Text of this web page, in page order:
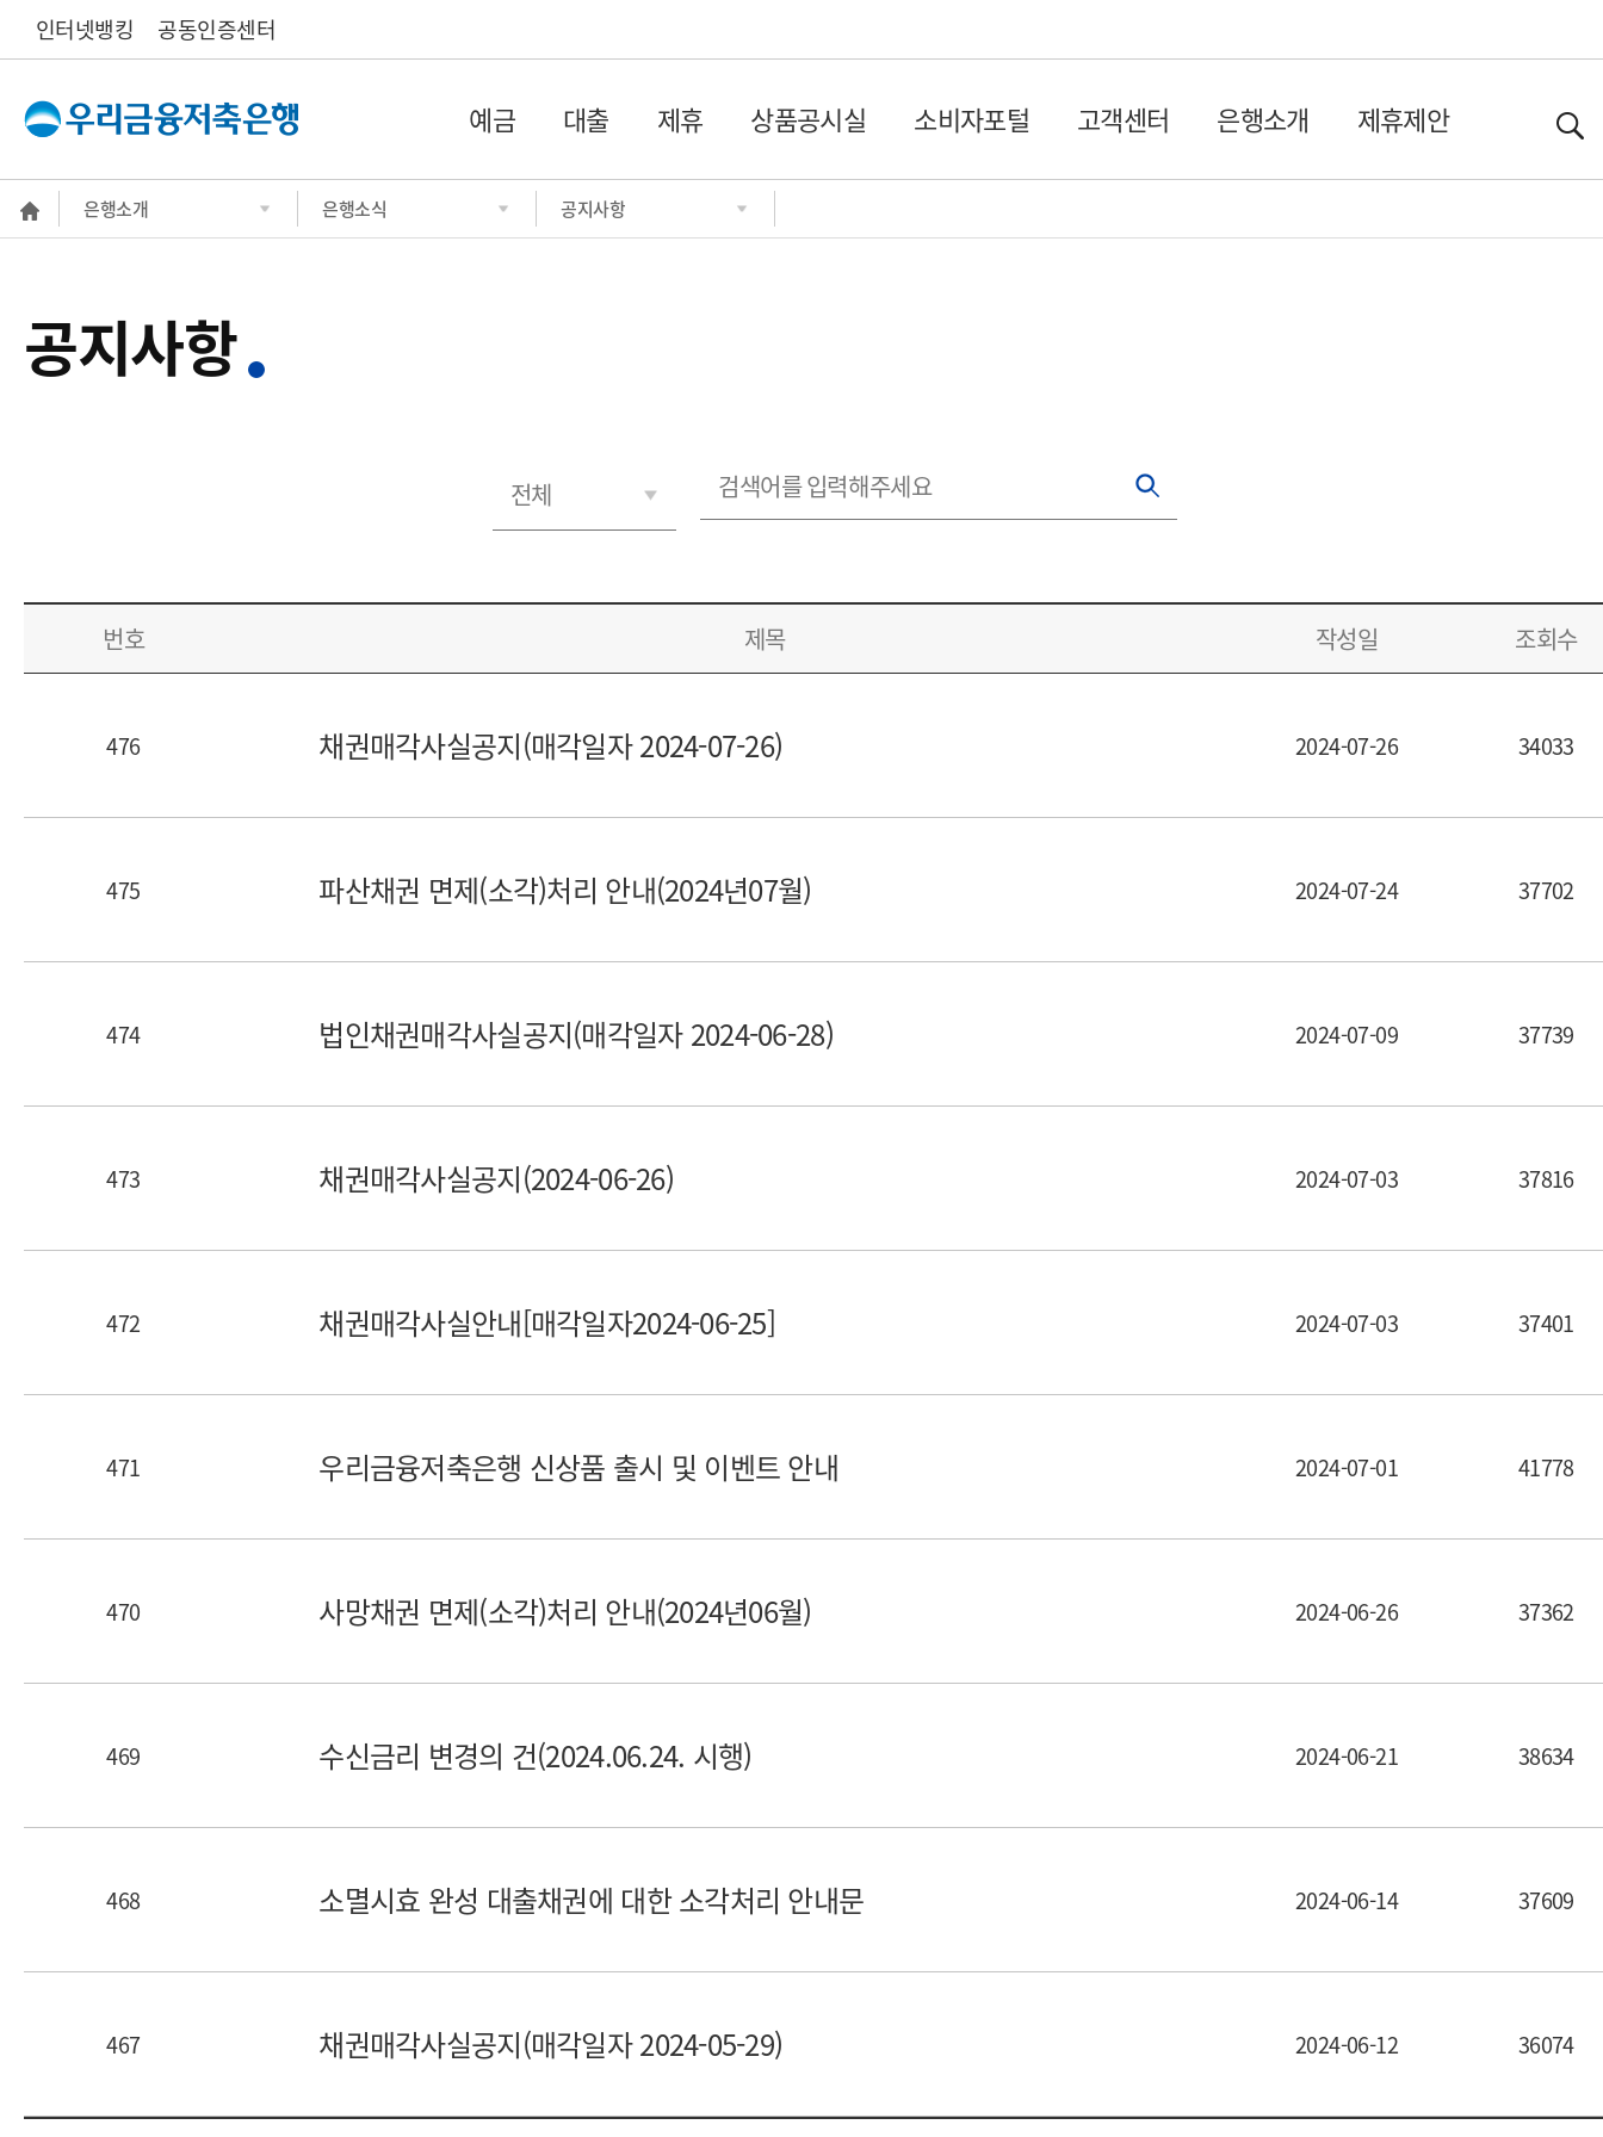
인터넷뱅킹 공동인증센터
예금 대출 제휴 상품공시실 소비자포털 고객센터 은행소개 제휴제안
은행소개 은행소식 공지사항
공지사항
검색하기
번호 제목 작성일 조회수
번호
476 제목채권매각사실공지(매각일자 2024-07-26) 작성일
2024-07-26 조회수
34033
번호
475 제목파산채권 면제(소각)처리 안내(2024년07월) 작성일
2024-07-24 조회수
37702
번호
474 제목법인채권매각사실공지(매각일자 2024-06-28) 작성일
2024-07-09 조회수
37739
번호
473 제목채권매각사실공지(2024-06-26) 작성일
2024-07-03 조회수
37816
번호
472 제목채권매각사실안내[매각일자2024-06-25] 작성일
2024-07-03 조회수
37401
번호
471 제목우리금융저축은행 신상품 출시 및 이벤트 안내 작성일
2024-07-01 조회수
41778
번호
470 제목사망채권 면제(소각)처리 안내(2024년06월) 작성일
2024-06-26 조회수
37362
번호
469 제목수신금리 변경의 건(2024.06.24. 시행) 작성일
2024-06-21 조회수
38634
번호
468 제목소멸시효 완성 대출채권에 대한 소각처리 안내문 작성일
2024-06-14 조회수
37609
번호
467 제목채권매각사실공지(매각일자 2024-05-29) 작성일
2024-06-12 조회수
36074